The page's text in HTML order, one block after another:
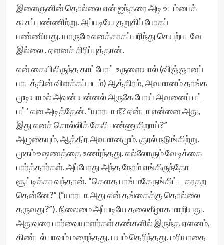
இளைஞனின் தொல்லை என் ஐந்தரை அடி உடம்பைக்
கூசப் பண்ணிற்று. அப்படியே குறுகிப் போகப்
பண்ணியது. யாருமே எனக்காகப் பரிந்து செயற்படவே
இல்லை . ஏளனச் சிரிப்புத்தான்.
என் கையிலிருந்த காட்போட் உருளையால் (விஞ்ஞானப்
பாடத்தின் விளக்கப் படம்) ஆத்திரம், அவமானம் தாங்க
முடியாமல் அவன் யன்னல் அருகே போய் அவனைப் பட்
பட்’ என அடித்தேன். “யாரடா நீ? ஏன்டா என்னை அது,
இது எனச் சொல்லிக் கேலி பண்ணுகிறாய்?”
அழுகையும், ஆத்திர அவமானமும். குரல் நடுங்கிற்று.
முகம் உஷணத்தை உணர்ந்தது. எல்லோரும் வேடிக்கை
பார்த்தார்கள். அப்போது அந்த நேரம் எங்கிருந்தோ
சூட்டிக்கா வந்தான். “கௌத பாங் மகே நங்கிட்ட கரதற
தென்னே?” (“யாரடா அது என் தங்கைக்கு தொல்லை
தருவது?”). நிலைமை அப்படியே தலைகீழாக மாறியது.
அதுவரை பார்வையாளர்கள் கண்களில் இருந்த ஏளனம்,
கிண்டல் பாவம் மறைந்தது. பயம் தெரிந்தது. மரியாதை